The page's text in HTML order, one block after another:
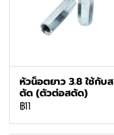
หัวน็อตยาว 3.8 ใช้กับส
ตัด (ตัวต่อสตัด)
฿11